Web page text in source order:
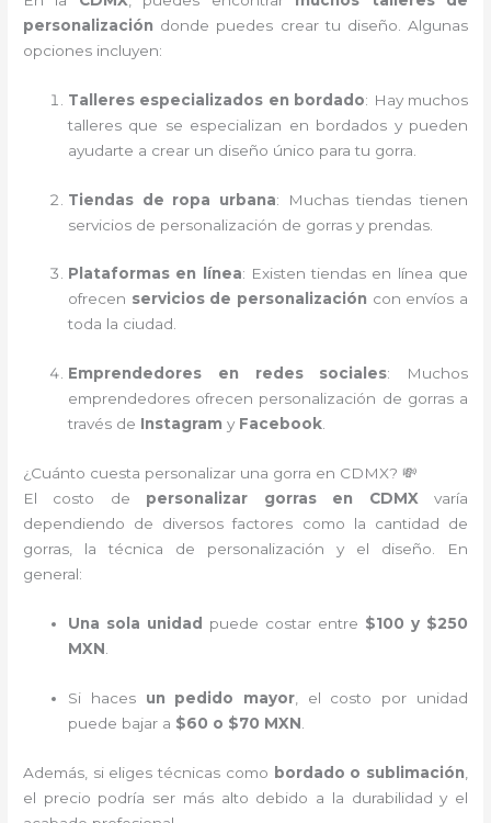
personalización donde puedes crear tu diseño. Algunas
opciones incluyen:
Talleres especializados en bordado: Hay muchos
talleres que se especializan en bordados y pueden
ayudarte a crear un diseño único para tu gorra.
Tiendas de ropa urbana: Muchas tiendas tienen
servicios de personalización de gorras y prendas.
Plataformas en línea: Existen tiendas en línea que
ofrecen servicios de personalización con envíos a
toda la ciudad.
Emprendedores en redes sociales: Muchos
emprendedores ofrecen personalización de gorras a
través de Instagram y Facebook.
¿Cuánto cuesta personalizar una gorra en CDMX? 💸
El costo de personalizar gorras en CDMX varía
dependiendo de diversos factores como la cantidad de
gorras, la técnica de personalización y el diseño. En
general:
Una sola unidad puede costar entre $100 y $250
MXN
Si haces un pedido mayor , el costo por unidad
puede bajar a $60 o $70 MXN
Además, si eliges técnicas como bordado o sublimación
el precio podría ser más alto debido a la durabilidad y el